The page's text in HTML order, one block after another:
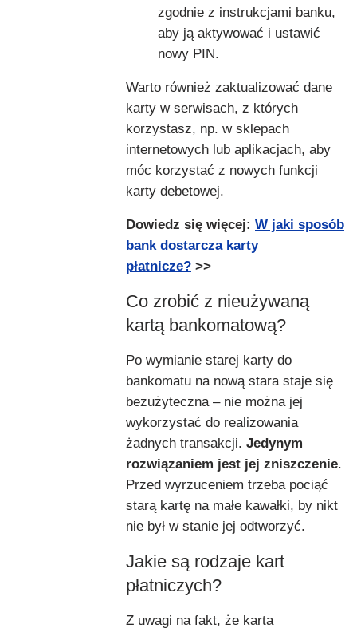
zgodnie z instrukcjami banku,
aby ją aktywować i ustawić
nowy PIN.
Warto również zaktualizować dane
karty w serwisach, z których
korzystasz, np. w sklepach
internetowych lub aplikacjach, aby
móc korzystać z nowych funkcji
karty debetowej.
Dowiedz się więcej: W jaki sposób
bank dostarcza karty
płatnicze? >>
Co zrobić z nieużywaną
kartą bankomatową?
Po wymianie starej karty do
bankomatu na nową stara staje się
bezużyteczna – nie można jej
wykorzystać do realizowania
żadnych transakcji. Jedynym
rozwiązaniem jest jej zniszczenie.
Przed wyrzuceniem trzeba pociąć
starą kartę na małe kawałki, by nikt
nie był w stanie jej odtworzyć.
Jakie są rodzaje kart
płatniczych?
Z uwagi na fakt, że karta